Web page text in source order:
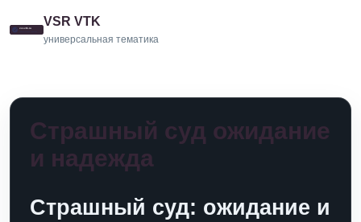
VSR VTK
универсальная тематика
Страшный суд ожидание
и надежда
Страшный суд: ожидание и